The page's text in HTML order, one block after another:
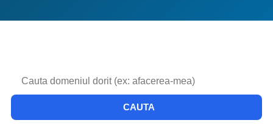
CAUTA